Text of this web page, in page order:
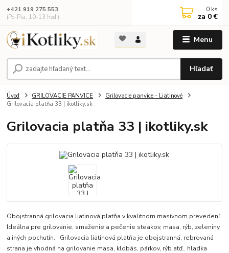
Menu
Hľadať
+421 919 275 553
(Po-Pia, 10-13 hod.)
0 ks
za 0 €
Úvod GRILOVACIE PANVICE
Grilovacie panvice - Liatinové
Grilovacia platňa 33 | ikotliky.sk
Grilovacia platňa 33 | ikotliky.sk
Obojstranná grilovacia liatinová platňa v kvalitnom masívnom prevedení
Ideálna pre grilovanie, smaženie a pečenie steakov, mäsa, rýb, zeleniny
a iných pochutín. Grilovacia liatinová platňa je obojstranná, rebrovaná
strana je vhodná na grilovanie mäsa, klobás, párkov, rýb atď.. hladka